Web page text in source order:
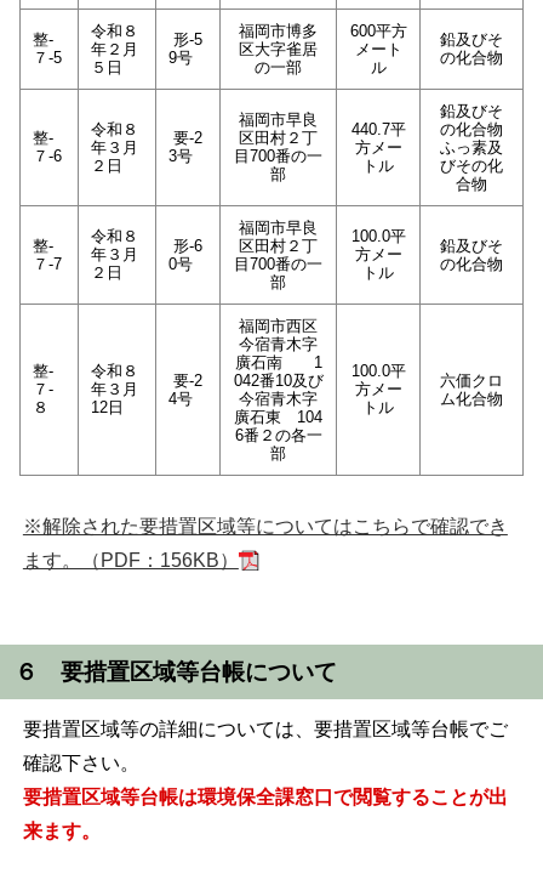
整-
７-5
令和８
年２月
５日
形-5
9号
福岡市博多
区大字雀居
の一部
600平方
メート
ル
鉛及びそ
の化合物
整-
７-6
令和８
年３月
２日
要-2
3号
福岡市早良
区田村２丁
目700番の一
部
440.7平
方メー
トル
鉛及びそ
の化合物
ふっ素及
びその化
合物
整-
７-7
令和８
年３月
２日
形-6
0号
福岡市早良
区田村２丁
目700番の一
部
100.0平
方メー
トル
鉛及びそ
の化合物
整-
７-
８
令和８
年３月
12日
要-2
4号
福岡市西区
今宿青木字
廣石南 1
042番10及び
今宿青木字
廣石東 104
6番２の各一
部
100.0平
方メー
トル
六価クロ
ム化合物
※解除された要措置区域等についてはこちらで確認でき
ます。（PDF：156KB）
６ 要措置区域等台帳について
要措置区域等の詳細については、要措置区域等台帳でご
確認下さい。
要措置区域等台帳は環境保全課窓口で閲覧することが出
来ます。